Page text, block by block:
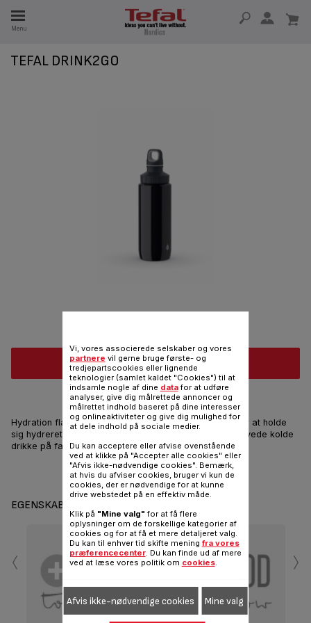
Menu
I 15 ÅR
TEFAL DRINK2GO
Køb online
Nyd kolde drikke på farten!
Hydration flasker til de bevidste mennesker, der ønsker at holde
sig hydreret, reducere affald og drikke flere hjemmelavede kolde
drikke på farten!
Del Sende
EGENSKABER
‹ ›
Vi, vores associerede selskaber og vores
partnere vil gerne bruge første- og
tredjepartscookies eller lignende
teknologier (samlet kaldet "Cookies") til at
indsamle nogle af dine datafor at udføre
analyser, give dig målrettede annoncer og
målrettet indhold baseret på dine interesser
og onlineaktiviteter og give dig mulighed for
at dele indhold på sociale medier.
Du kan acceptere eller afvise ovenstående
ved at klikke på "Accepter alle cookies" eller
"Afvis ikke-nødvendige cookies". Bemærk,
at hvis du afviser cookies, bruger vi kun de
cookies, der er nødvendige for at kunne
drive webstedet på en effektiv måde.
Klik på "Mine valg" for at få flere
oplysninger om de forskellige kategorier af
cookies og for at få et mere detaljeret valg.
Du kan til enhver tid skifte mening fra vores
præferencecenter. Du kan finde ud af mere
ved at læse vores politik om cookies.
Afvis ikke-nødvendige cookies Mine valg